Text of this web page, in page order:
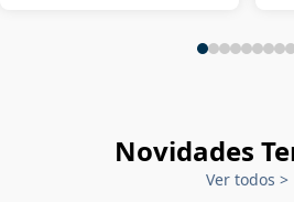
Novidades
Ver todos >